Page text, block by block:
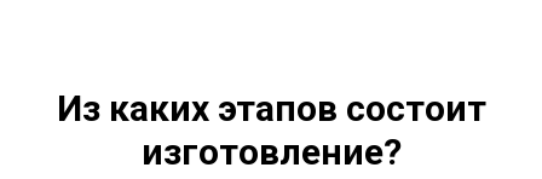
Из каких этапов состоит
изготовление?